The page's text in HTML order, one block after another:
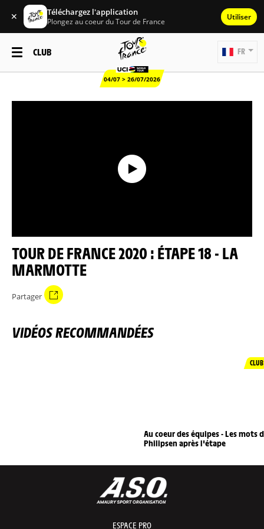
✕ Téléchargez l'application
Plongez au coeur du Tour de France Utiliser
CLUB
04/07 > 26/07/2026
FR
TOUR DE FRANCE 2020 : ÉTAPE 18 - LA
MARMOTTE
Partager
VIDÉOS RECOMMANDÉES
CLUB
Au coeur des équipes - Les mots
Philipsen après l'étape
ESPACE PRO